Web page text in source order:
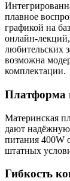
плавное
графикой на
онлайн-
любительских
возможна
комплектации.
Платформа
Материнская
дают надёжную
питания 400W
штатных
Гибкость